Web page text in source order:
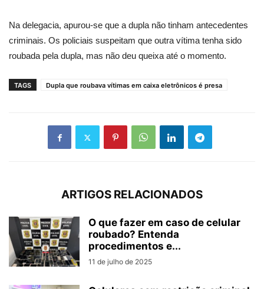
Na delegacia, apurou-se que a dupla não tinham antecedentes
criminais. Os policiais suspeitam que outra vítima tenha sido
roubada pela dupla, mas não deu queixa até o momento.
TAGS Dupla que roubava vítimas em caixa eletrônicos é presa
ARTIGOS RELACIONADOS
O que fazer em caso de celular
roubado? Entenda
procedimentos e...
11 de julho de 2025